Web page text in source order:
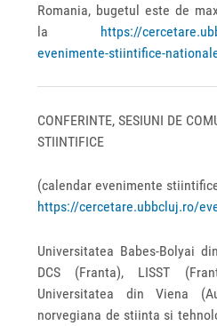
Romania, bugetul este de
la https://
evenimente-stiintifice-
CONFERINTE, SESIUNI DE
STIINTIFICE
(calendar evenimente
https://cercetare.ubbcluj.ro/
Universitatea Babes-Bolyai
DCS (Franta), LISST
Universitatea din Viena
norvegiana de stiinta si